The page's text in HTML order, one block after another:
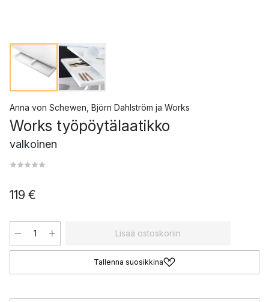
Anna von Schewen Björn Dahlström ja Works
Works työpöytälaatikko
valkoinen
119 €
Lisää ostoskoriin
Tallenna suosikkina